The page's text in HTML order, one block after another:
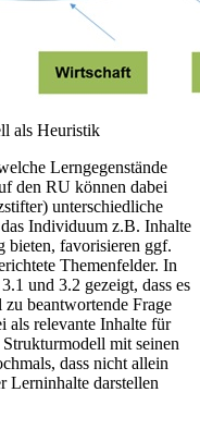
als Heuristik
Lerngegenstände
den RU können dabei
unterschiedliche
Individuum z.B. Inhalte
bieten, favorisieren ggf.
Themenfelder. In
und 3.2 gezeigt, dass es
beantwortende Frage
als relevante Inhalte für
mit seinen
dass nicht allein
Lerninhalte darstellen